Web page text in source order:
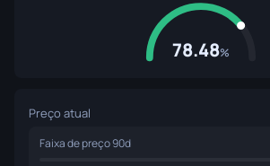
78.48%
Preço atual
Faixa de preço 90d